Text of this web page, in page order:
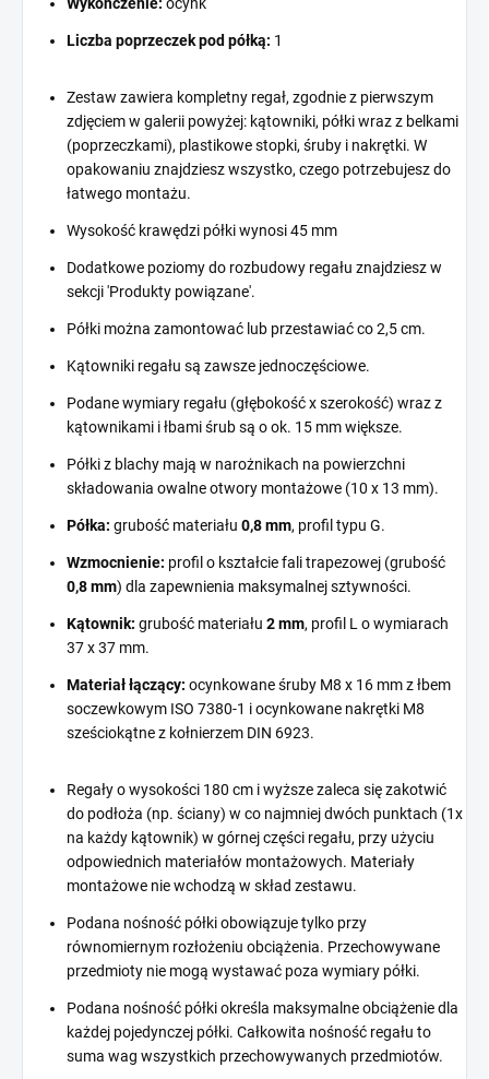
Liczba poprzeczek pod półką: 1
Zestaw zawiera kompletny regał, zgodnie z pierwszym
zdjęciem w galerii powyżej: kątowniki, półki wraz z belkami
(poprzeczkami), plastikowe stopki, śruby i nakrętki. W
opakowaniu znajdziesz wszystko, czego potrzebujesz do
łatwego montażu.
Wysokość krawędzi półki wynosi 45 mm
Dodatkowe poziomy do rozbudowy regału znajdziesz w
sekcji 'Produkty powiązane'.
Półki można zamontować lub przestawiać co 2,5 cm.
Kątowniki regału są zawsze jednoczęściowe.
Podane wymiary regału (głębokość x szerokość) wraz z
kątownikami i łbami śrub są o ok. 15 mm większe.
Półki z blachy mają w narożnikach na powierzchni
składowania owalne otwory montażowe (10 x 13 mm).
Półka: grubość materiału 0,8 mm, profil typu G.
Wzmocnienie: profil o kształcie fali trapezowej (grubość
0,8 mm) dla zapewnienia maksymalnej sztywności.
Kątownik: grubość materiału 2 mm, profil L o wymiarach
37 x 37 mm.
Materiał łączący: ocynkowane śruby M8 x 16 mm z łbem
soczewkowym ISO 7380-1 i ocynkowane nakrętki M8
sześciokątne z kołnierzem DIN 6923.
Regały o wysokości 180 cm i wyższe zaleca się zakotwić
do podłoża (np. ściany) w co najmniej dwóch punktach (1x
na każdy kątownik) w górnej części regału, przy użyciu
odpowiednich materiałów montażowych. Materiały
montażowe nie wchodzą w skład zestawu.
Podana nośność półki obowiązuje tylko przy
równomiernym rozłożeniu obciążenia. Przechowywane
przedmioty nie mogą wystawać poza wymiary półki.
Podana nośność półki określa maksymalne obciążenie dla
każdej pojedynczej półki. Całkowita nośność regału to
suma wag wszystkich przechowywanych przedmiotów.